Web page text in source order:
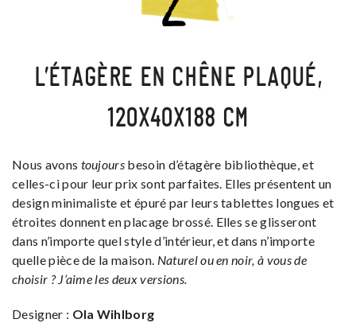
L’ÉTAGÈRE EN CHÊNE PLAQUÉ,
120X40X188 CM
Nous avons toujours besoin d’étagère bibliothèque, et
celles-ci pour leur prix sont parfaites. Elles présentent un
design minimaliste et épuré par leurs tablettes longues et
étroites donnent en placage brossé. Elles se glisseront
dans n’importe quel style d’intérieur, et dans n’importe
quelle pièce de la maison. Naturel ou en noir, à vous de
choisir ? J’aime les deux versions.
Designer : Ola Wihlborg